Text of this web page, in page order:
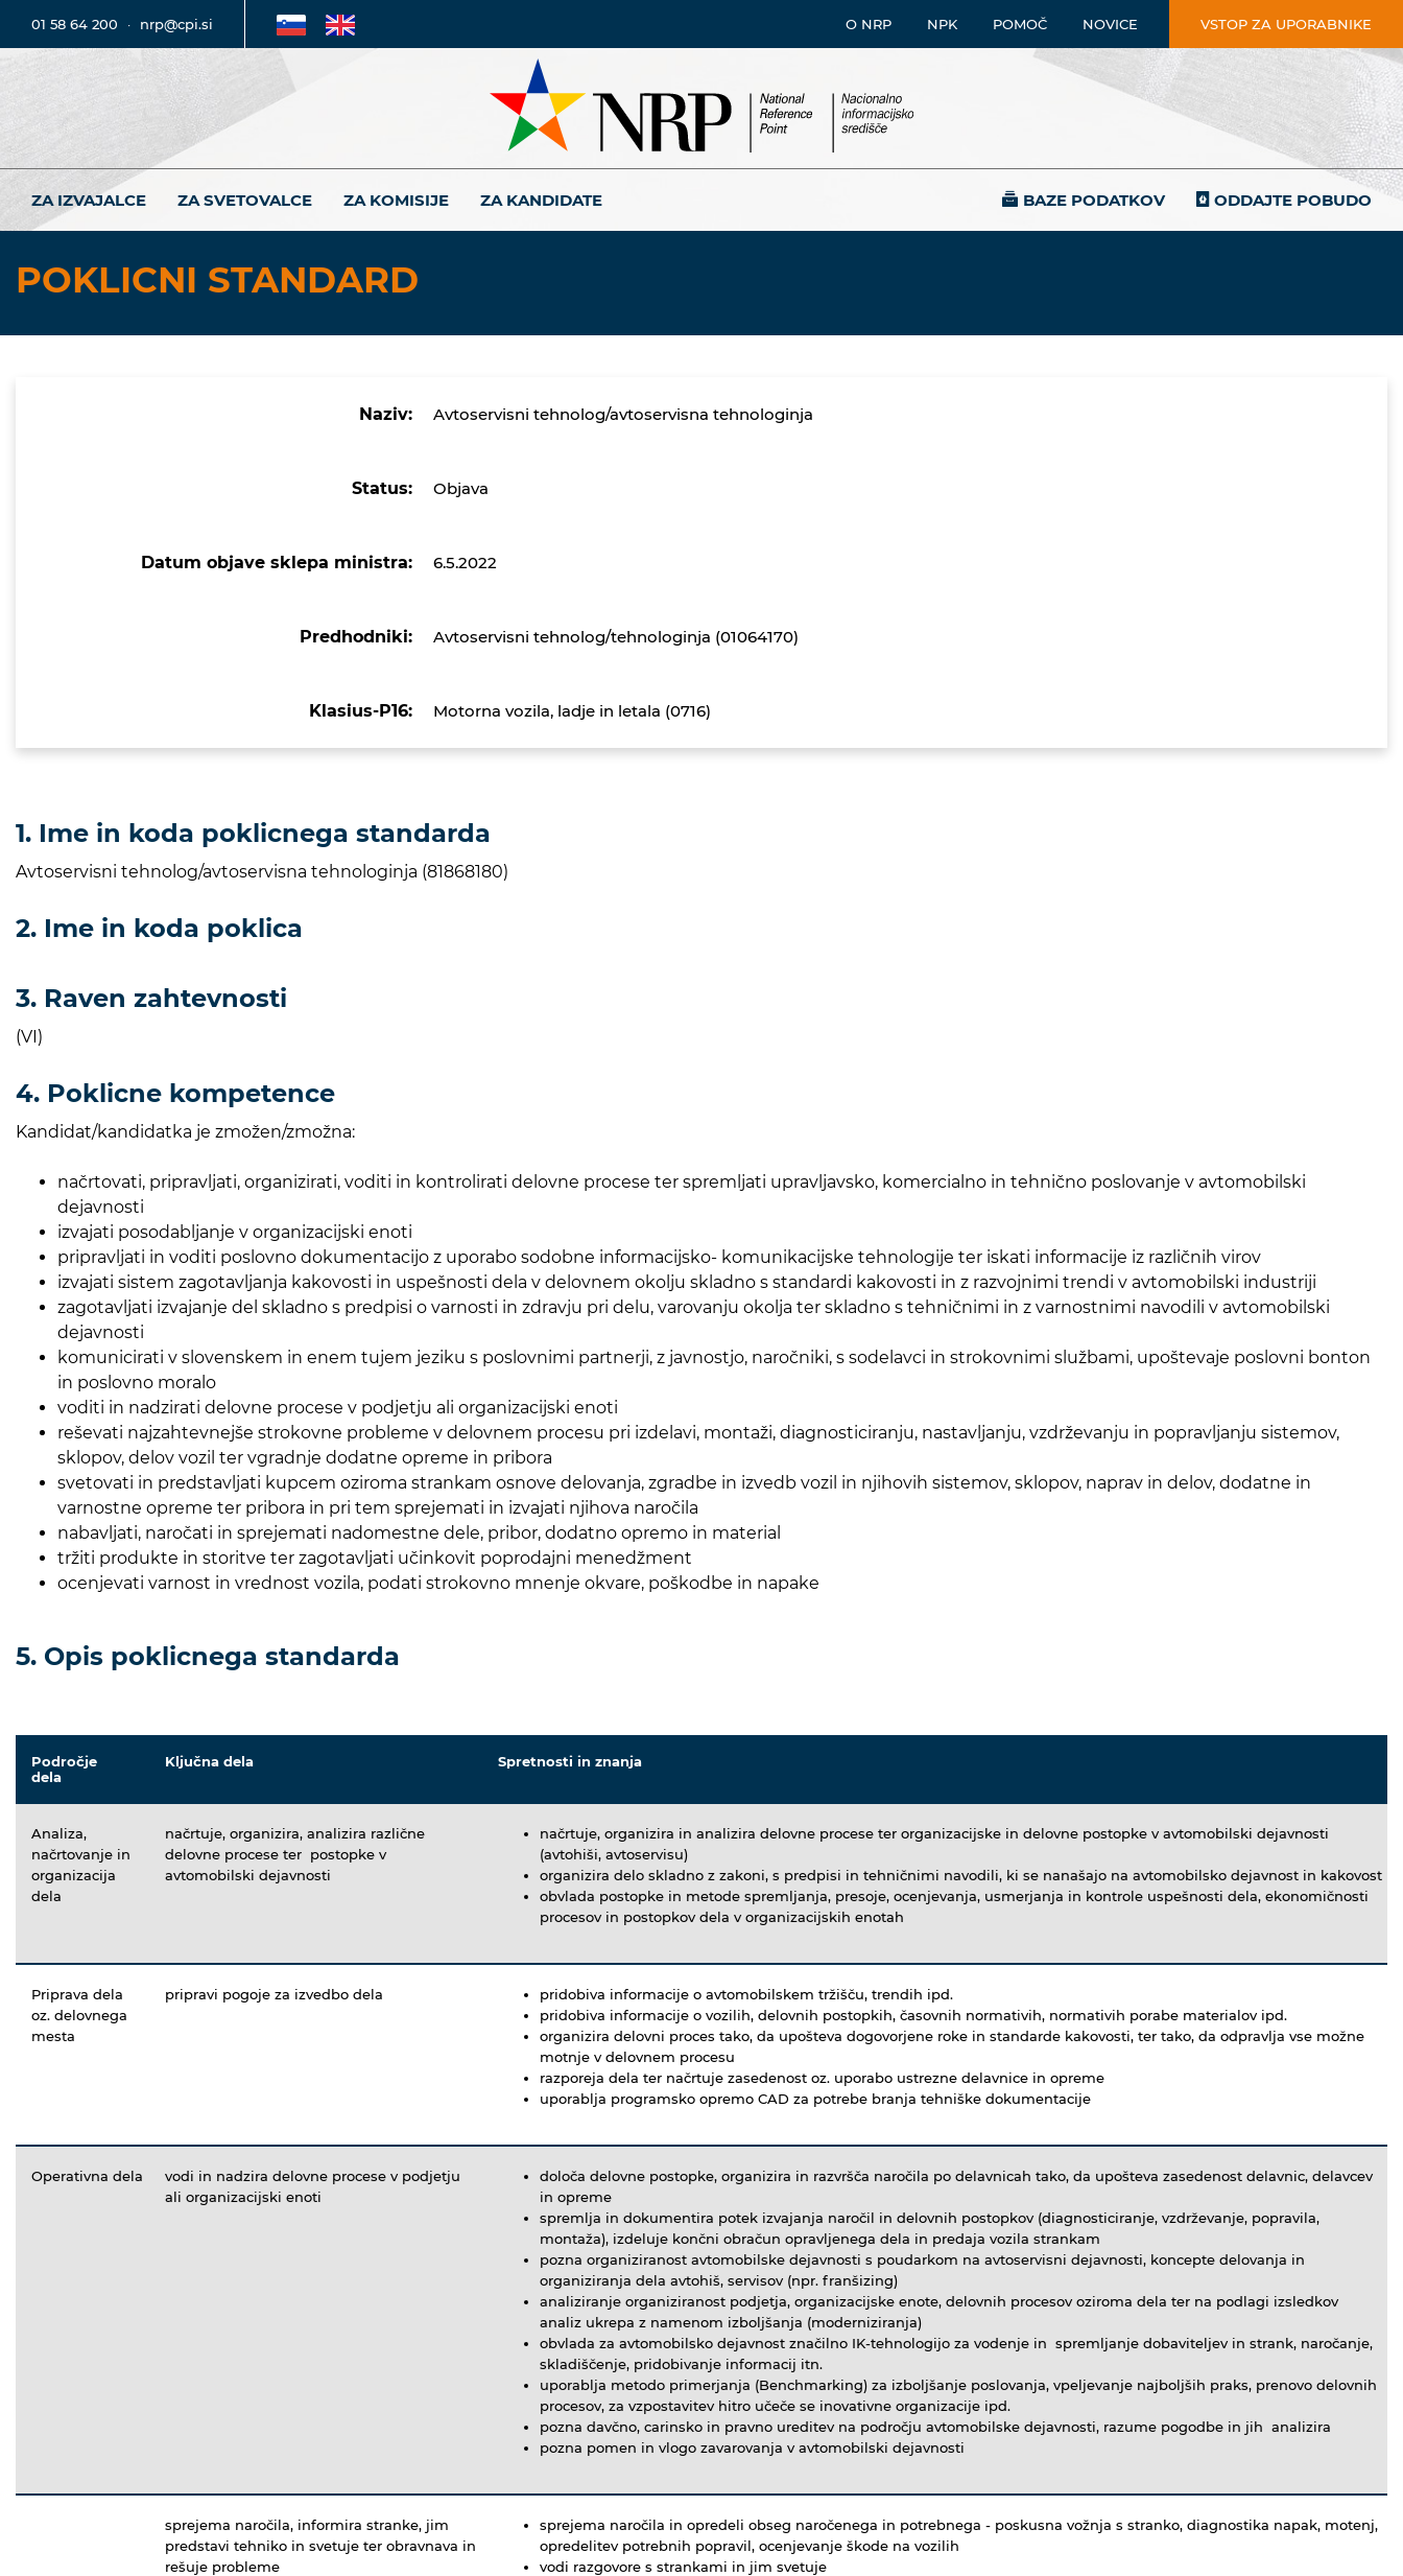
01 58 64 200 · nrp@cpi.si O NRP NPK POMOČ NOVICE VSTOP ZA UPORABNIKE
ZA IZVAJALCE ZA SVETOVALCE ZA KOMISIJE ZA KANDIDATE BAZE PODATKOV ODDAJTE POBUDO
POKLICNI STANDARD
Naziv: Avtoservisni tehnolog/avtoservisna tehnologinja
Status: Objava
Datum objave sklepa ministra: 6.5.2022
Predhodniki: Avtoservisni tehnolog/tehnologinja (01064170)
Klasius-P16: Motorna vozila, ladje in letala (0716)
1. Ime in koda poklicnega standarda
Avtoservisni tehnolog/avtoservisna tehnologinja (81868180)
2. Ime in koda poklica
3. Raven zahtevnosti
(VI)
4. Poklicne kompetence
Kandidat/kandidatka je zmožen/zmožna:
načrtovati, pripravljati, organizirati, voditi in kontrolirati delovne procese ter spremljati upravljavsko, komercialno in tehnično poslovanje v avtomobilski
dejavnosti
izvajati posodabljanje v organizacijski enoti
pripravljati in voditi poslovno dokumentacijo z uporabo sodobne informacijsko- komunikacijske tehnologije ter iskati informacije iz različnih virov
izvajati sistem zagotavljanja kakovosti in uspešnosti dela v delovnem okolju skladno s standardi kakovosti in z razvojnimi trendi v avtomobilski industriji
zagotavljati izvajanje del skladno s predpisi o varnosti in zdravju pri delu, varovanju okolja ter skladno s tehničnimi in z varnostnimi navodili v avtomobilski
dejavnosti
komunicirati v slovenskem in enem tujem jeziku s poslovnimi partnerji, z javnostjo, naročniki, s sodelavci in strokovnimi službami, upoštevaje poslovni bonton
in poslovno moralo
voditi in nadzirati delovne procese v podjetju ali organizacijski enoti
reševati najzahtevnejše strokovne probleme v delovnem procesu pri izdelavi, montaži, diagnosticiranju, nastavljanju, vzdrževanju in popravljanju sistemov,
sklopov, delov vozil ter vgradnje dodatne opreme in pribora
svetovati in predstavljati kupcem oziroma strankam osnove delovanja, zgradbe in izvedb vozil in njihovih sistemov, sklopov, naprav in delov, dodatne in
varnostne opreme ter pribora in pri tem sprejemati in izvajati njihova naročila
nabavljati, naročati in sprejemati nadomestne dele, pribor, dodatno opremo in material
tržiti produkte in storitve ter zagotavljati učinkovit poprodajni menedžment
ocenjevati varnost in vrednost vozila, podati strokovno mnenje okvare, poškodbe in napake
5. Opis poklicnega standarda
Področje
dela
Ključna dela Spretnosti in znanja
Analiza,
načrtovanje in
organizacija
dela
načrtuje, organizira, analizira različne
delovne procese ter postopke v
avtomobilski dejavnosti
načrtuje, organizira in analizira delovne procese ter organizacijske in delovne postopke v avtomobilski dejavnosti
(avtohiši, avtoservisu)
organizira delo skladno z zakoni, s predpisi in tehničnimi navodili, ki se nanašajo na avtomobilsko dejavnost in kakovost
obvlada postopke in metode spremljanja, presoje, ocenjevanja, usmerjanja in kontrole uspešnosti dela, ekonomičnosti
procesov in postopkov dela v organizacijskih enotah
Priprava dela
oz. delovnega
mesta
pripravi pogoje za izvedbo dela
pridobiva informacije o avtomobilskem tržišču, trendih ipd.
pridobiva informacije o vozilih, delovnih postopkih, časovnih normativih, normativih porabe materialov ipd.
organizira delovni proces tako, da upošteva dogovorjene roke in standarde kakovosti, ter tako, da odpravlja vse možne
motnje v delovnem procesu
razporeja dela ter načrtuje zasedenost oz. uporabo ustrezne delavnice in opreme
uporablja programsko opremo CAD za potrebe branja tehniške dokumentacije
Operativna dela
vodi in nadzira delovne procese v podjetju
ali organizacijski enoti
določa delovne postopke, organizira in razvršča naročila po delavnicah tako, da upošteva zasedenost delavnic, delavcev
in opreme
spremlja in dokumentira potek izvajanja naročil in delovnih postopkov (diagnosticiranje, vzdrževanje, popravila,
montaža), izdeluje končni obračun opravljenega dela in predaja vozila strankam
pozna organiziranost avtomobilske dejavnosti s poudarkom na avtoservisni dejavnosti, koncepte delovanja in
organiziranja dela avtohiš, servisov (npr. franšizing)
analiziranje organiziranost podjetja, organizacijske enote, delovnih procesov oziroma dela ter na podlagi izsledkov
analiz ukrepa z namenom izboljšanja (moderniziranja)
obvlada za avtomobilsko dejavnost značilno IK-tehnologijo za vodenje in spremljanje dobaviteljev in strank, naročanje,
skladiščenje, pridobivanje informacij itn.
uporablja metodo primerjanja (Benchmarking) za izboljšanje poslovanja, vpeljevanje najboljših praks, prenovo delovnih
procesov, za vzpostavitev hitro učeče se inovativne organizacije ipd.
pozna davčno, carinsko in pravno ureditev na področju avtomobilske dejavnosti, razume pogodbe in jih analizira
pozna pomen in vlogo zavarovanja v avtomobilski dejavnosti
sprejema naročila, informira stranke, jim
predstavi tehniko in svetuje ter obravnava in
rešuje probleme
sprejema naročila in opredeli obseg naročenega in potrebnega - poskusna vožnja s stranko, diagnostika napak, motenj,
opredelitev potrebnih popravil, ocenjevanje škode na vozilih
vodi razgovore s strankami in jim svetuje